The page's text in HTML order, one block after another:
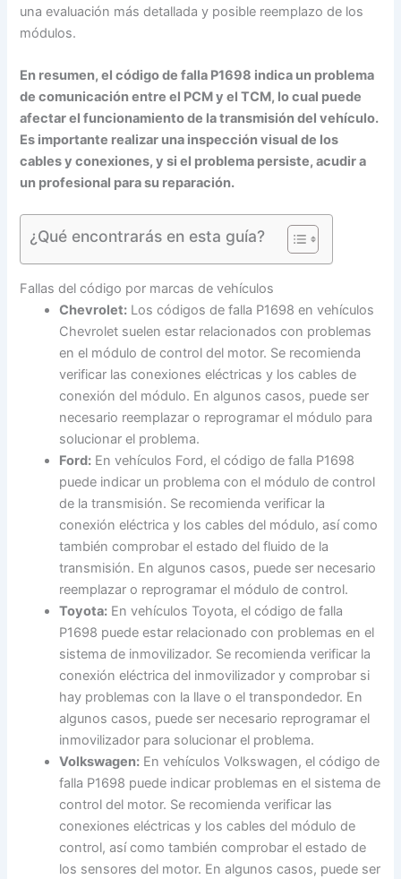
una evaluación más detallada y posible reemplazo de los
módulos.
En resumen, el código de falla P1698 indica un problema
de comunicación entre el PCM y el TCM, lo cual puede
afectar el funcionamiento de la transmisión del vehículo.
Es importante realizar una inspección visual de los
cables y conexiones, y si el problema persiste, acudir a
un profesional para su reparación.
¿Qué encontrarás en esta guía?
Fallas del código por marcas de vehículos
Chevrolet: Los códigos de falla P1698 en vehículos
Chevrolet suelen estar relacionados con problemas
en el módulo de control del motor. Se recomienda
verificar las conexiones eléctricas y los cables de
conexión del módulo. En algunos casos, puede ser
necesario reemplazar o reprogramar el módulo para
solucionar el problema.
Ford: En vehículos Ford, el código de falla P1698
puede indicar un problema con el módulo de control
de la transmisión. Se recomienda verificar la
conexión eléctrica y los cables del módulo, así como
también comprobar el estado del fluido de la
transmisión. En algunos casos, puede ser necesario
reemplazar o reprogramar el módulo de control.
Toyota: En vehículos Toyota, el código de falla
P1698 puede estar relacionado con problemas en el
sistema de inmovilizador. Se recomienda verificar la
conexión eléctrica del inmovilizador y comprobar si
hay problemas con la llave o el transpondedor. En
algunos casos, puede ser necesario reprogramar el
inmovilizador para solucionar el problema.
Volkswagen: En vehículos Volkswagen, el código de
falla P1698 puede indicar problemas en el sistema de
control del motor. Se recomienda verificar las
conexiones eléctricas y los cables del módulo de
control, así como también comprobar el estado de
los sensores del motor. En algunos casos, puede ser